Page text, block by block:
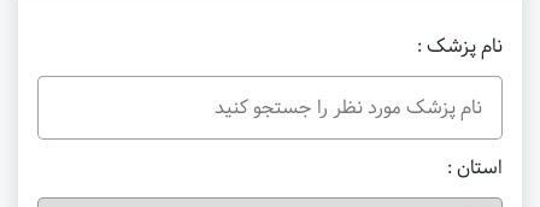
نام پزشک :
استان :